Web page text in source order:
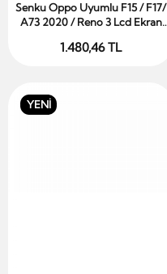
Sepete Ekle
Senku Oppo Uyumlu F15 / F17/
A73 2020 / Reno 3 Lcd Ekran
1.480,46 TL
YENİ